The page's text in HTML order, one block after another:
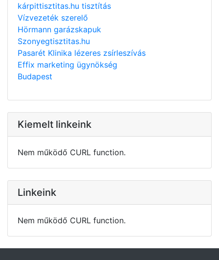
kárpittisztitas.hu tisztítás
Vízvezeték szerelő
Hörmann garázskapuk
Szonyegtisztitas.hu
Pasarét Klinika lézeres zsírleszívás
Effix marketing ügynökség
Budapest
Kiemelt linkeink
Nem működő CURL function.
Linkeink
Nem működő CURL function.